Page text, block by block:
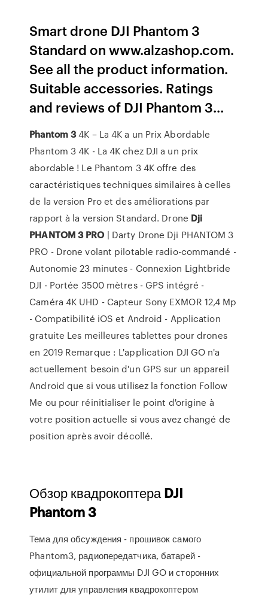
Smart drone DJI Phantom 3
Standard on www.alzashop.com.
See all the product information.
Suitable accessories. Ratings
and reviews of DJI Phantom 3...
Phantom34K – La 4K a un Prix Abordable
Phantom 3 4K - La 4K chez DJI a un prix
abordable ! Le Phantom 3 4K offre des
caractéristiques techniques similaires à celles
de la version Pro et des améliorations par
rapport à la version Standard. Drone Dji
PHANTOM3 PRO | Darty Drone Dji PHANTOM 3
PRO - Drone volant pilotable radio-commandé -
Autonomie 23 minutes - Connexion Lightbride
DJI - Portée 3500 mètres - GPS intégré -
Caméra 4K UHD - Capteur Sony EXMOR 12,4 Mp
- Compatibilité iOS et Android - Application
gratuite Les meilleures tablettes pour drones
en 2019 Remarque : L'application DJI GO n'a
actuellement besoin d'un GPS sur un appareil
Android que si vous utilisez la fonction Follow
Me ou pour réinitialiser le point d'origine à
votre position actuelle si vous avez changé de
position après avoir décollé.
Обзор квадрокоптера DJI
Phantom3
Тема для обсуждения - прошивок самого
Phantom3, радиопередатчика, батарей -
официальной программы DJI GO и сторонних
утилит для управления квадрокоптером